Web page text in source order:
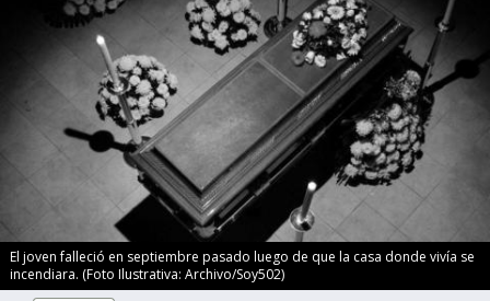
El joven falleció en septiembre pasado luego de que la casa donde vivía se
incendiara. (Foto Ilustrativa: Archivo/Soy502)